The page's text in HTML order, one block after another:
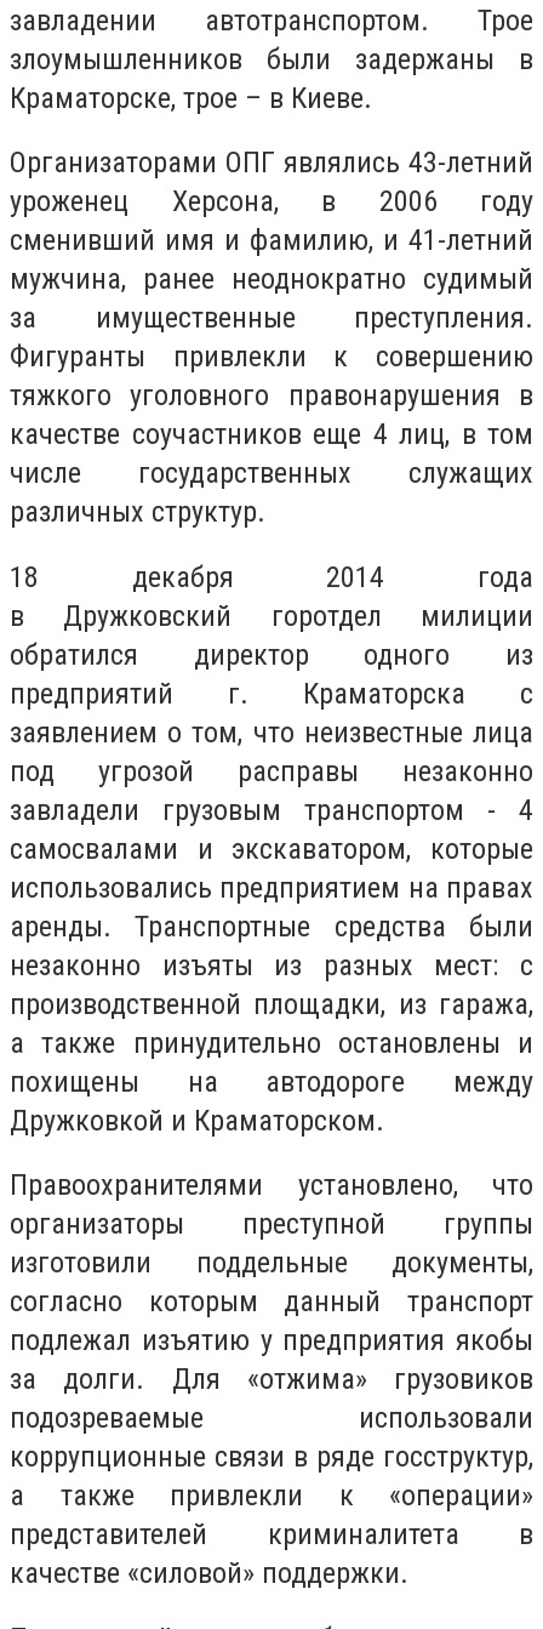
завладении автотранспортом. Трое
злоумышленников были задержаны в
Краматорске, трое – в Киеве.
Организаторами ОПГ являлись 43-летний
уроженец Херсона, в 2006 году
сменивший имя и фамилию, и 41-летний
мужчина, ранее неоднократно судимый
за имущественные преступления.
Фигуранты привлекли к совершению
тяжкого уголовного правонарушения в
качестве соучастников еще 4 лиц, в том
числе государственных служащих
различных структур.
18 декабря 2014 года
в Дружковский горотдел милиции
обратился директор одного из
предприятий г. Краматорска с
заявлением о том, что неизвестные лица
под угрозой расправы незаконно
завладели грузовым транспортом - 4
самосвалами и экскаватором, которые
использовались предприятием на правах
аренды. Транспортные средства были
незаконно изъяты из разных мест: с
производственной площадки, из гаража,
а также принудительно остановлены и
похищены на автодороге между
Дружковкой и Краматорском.
Правоохранителями установлено, что
организаторы преступной группы
изготовили поддельные документы,
согласно которым данный транспорт
подлежал изъятию у предприятия якобы
за долги. Для «отжима» грузовиков
подозреваемые использовали
коррупционные связи в ряде госструктур,
а также привлекли к «операции»
представителей криминалитета в
качестве «силовой» поддержки.